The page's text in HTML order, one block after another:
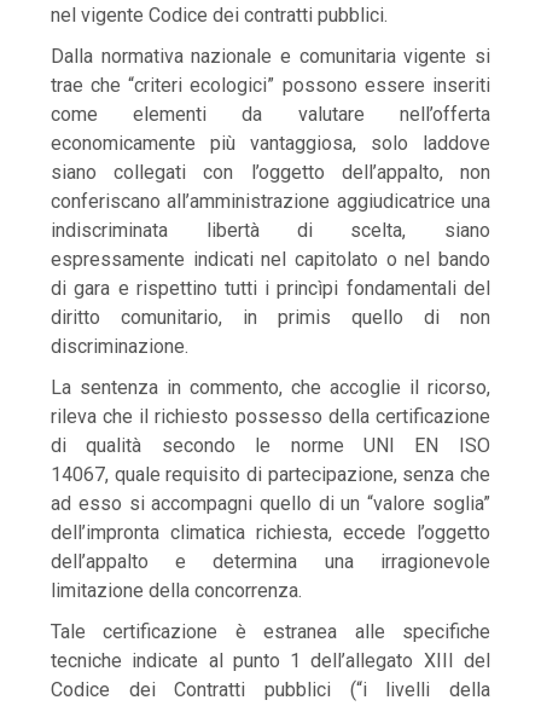
nel vigente Codice dei contratti pubblici.
Dalla normativa nazionale e comunitaria vigente si
trae che “criteri ecologici” possono essere inseriti
come elementi da valutare nell’offerta
economicamente più vantaggiosa, solo laddove
siano collegati con l’oggetto dell’appalto, non
conferiscano all’amministrazione aggiudicatrice una
indiscriminata libertà di scelta, siano
espressamente indicati nel capitolato o nel bando
di gara e rispettino tutti i princìpi fondamentali del
diritto comunitario, in primis quello di non
discriminazione.
La sentenza in commento, che accoglie il ricorso,
rileva che il richiesto possesso della certificazione
di qualità secondo le norme UNI EN ISO
14067, quale requisito di partecipazione, senza che
ad esso si accompagni quello di un “valore soglia”
dell’impronta climatica richiesta, eccede l’oggetto
dell’appalto e determina una irragionevole
limitazione della concorrenza.
Tale certificazione è estranea alle specifiche
tecniche indicate al punto 1 dell’allegato XIII del
Codice dei Contratti pubblici (“i livelli della